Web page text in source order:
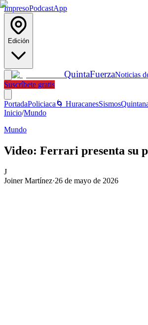
ImpresoPodcastApp
Edición
QuintaFuerzaNoticias
Suscríbete gratis
PortadaPoliciaca 🌀 HuracanesSismos
Inicio/Mundo
Mundo
Video: Ferrari presenta su
J
Joiner Martínez·26 de mayo de 2026